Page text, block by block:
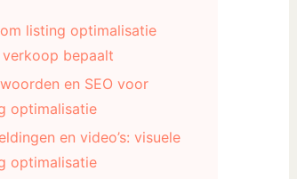
listing optimalisatie
bepaalt
en SEO voor
optimalisatie
en video’s: visuele
optimalisatie